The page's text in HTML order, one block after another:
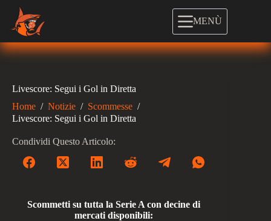
contenuto
MENÙ
Livescore: Segui i Gol in Diretta
Home / Notizie / Scommesse /
Livescore: Segui i Gol in Diretta
Condividi Questo Articolo:
Scommetti su tutta la Serie A con decine di
mercati disponibili: